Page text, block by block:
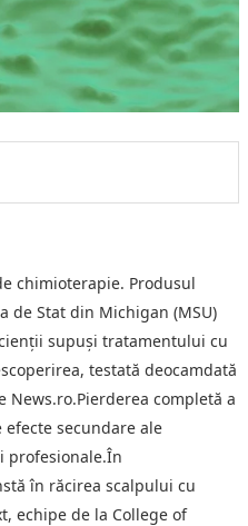
chimioterapie. Produsul
de Stat din Michigan (MSU)
supuşi tratamentului cu
testată deocamdată
completă a
secundare ale
profesionale.În
în răcirea scalpului cu
echipe de la College of